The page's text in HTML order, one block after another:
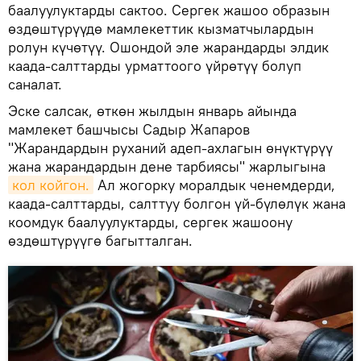
баалуулуктарды сактоо. Сергек жашоо образын
өздөштүрүүдө мамлекеттик кызматчылардын
ролун күчөтүү. Ошондой эле жарандарды элдик
каада-салттарды урматтоого үйрөтүү болуп
саналат.
Эске салсак, өткөн жылдын январь айында
мамлекет башчысы Садыр Жапаров
"Жарандардын руханий адеп-ахлагын өнүктүрүү
жана жарандардын дене тарбиясы" жарлыгына
кол койгон. Ал жогорку моралдык ченемдерди,
каада-салттарды, салттуу болгон үй-бүлөлүк жана
коомдук баалуулуктарды, сергек жашоону
өздөштүрүүгө багытталган.